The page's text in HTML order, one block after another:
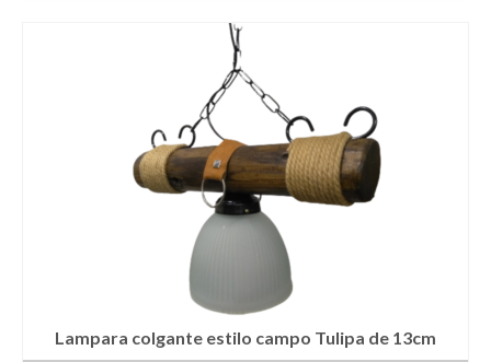
Lampara colgante estilo campo Tulipa de 13cm